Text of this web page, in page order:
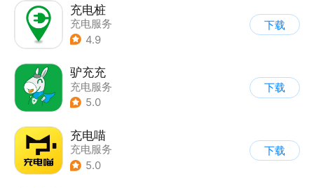
充电桩
充电服务
4.9
下载
驴充充
充电服务
5.0
下载
充电喵
充电服务
5.0
下载